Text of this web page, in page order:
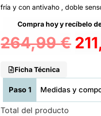
fría y con antivaho , doble
Compra hoy y recíbelo
264,99€
Ficha Técnica
Paso 1 Medidas y
Total del producto